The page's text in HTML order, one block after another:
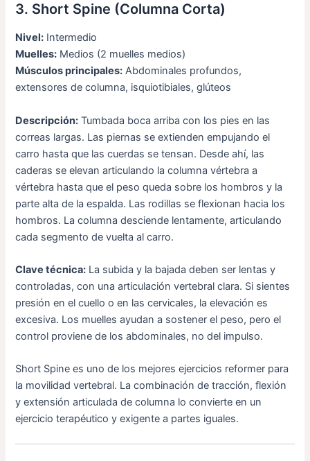
3. Short Spine (Columna Corta)
Nivel: Intermedio
Muelles: Medios (2 muelles medios)
Músculos principales: Abdominales profundos,
extensores de columna, isquiotibiales, glúteos
Descripción: Tumbada boca arriba con los pies en las
correas largas. Las piernas se extienden empujando el
carro hasta que las cuerdas se tensan. Desde ahí, las
caderas se elevan articulando la columna vértebra a
vértebra hasta que el peso queda sobre los hombros y la
parte alta de la espalda. Las rodillas se flexionan hacia los
hombros. La columna desciende lentamente, articulando
cada segmento de vuelta al carro.
Clave técnica: La subida y la bajada deben ser lentas y
controladas, con una articulación vertebral clara. Si sientes
presión en el cuello o en las cervicales, la elevación es
excesiva. Los muelles ayudan a sostener el peso, pero el
control proviene de los abdominales, no del impulso.
Short Spine es uno de los mejores ejercicios reformer para
la movilidad vertebral. La combinación de tracción, flexión
y extensión articulada de columna lo convierte en un
ejercicio terapéutico y exigente a partes iguales.